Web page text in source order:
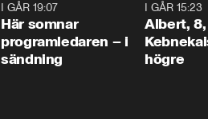
I GÅR 19:07
Här somnar
programledaren – i
sändning
I GÅR 15:23
Albert,
högre